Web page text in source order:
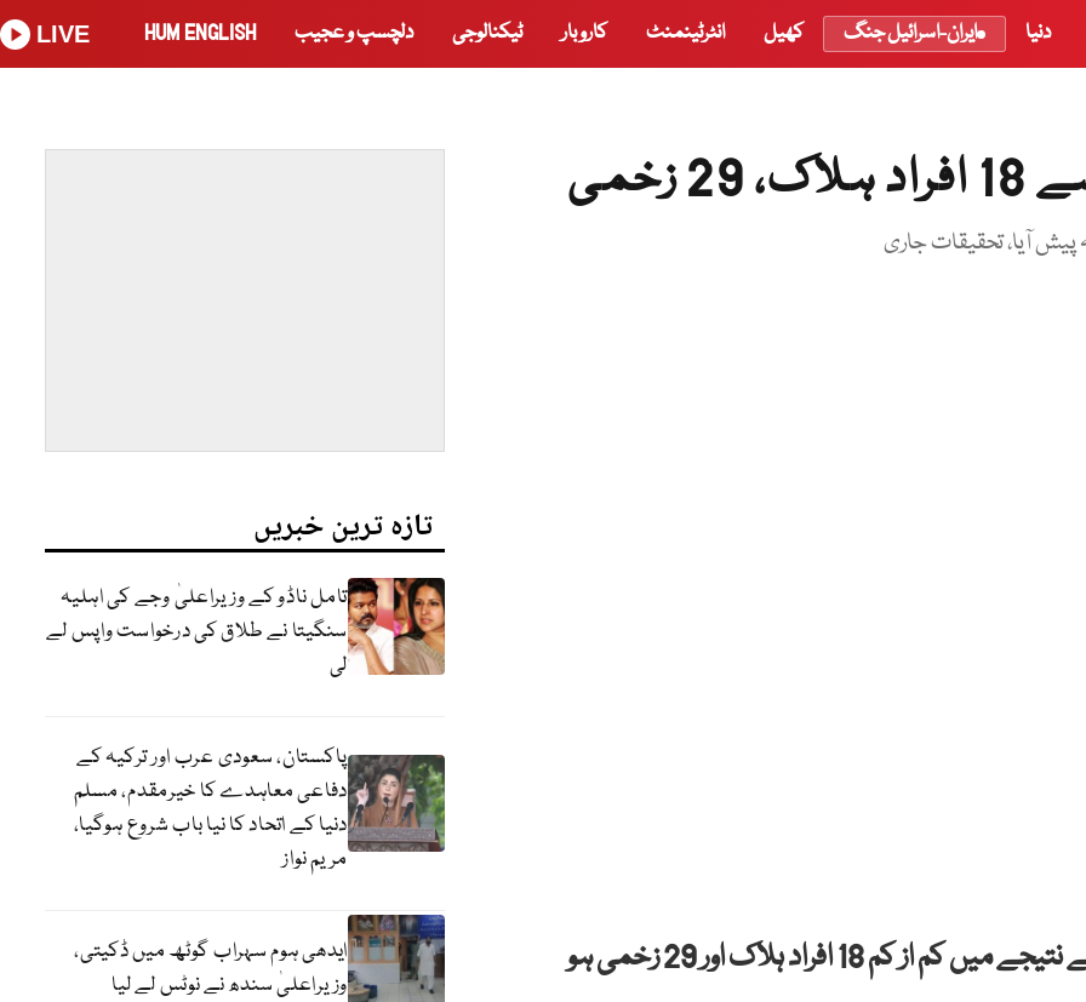
دنیا ایران-اسرائیل جنگ کھیل انٹرٹینمنٹ کاروبار ٹیکنالوجی دلچسپ و عجیب HUM ENGLISH
LIVE
پیرو میں ایک مسافر بس گہری کھائی میں گرنے کے نتیجے میں کم از کم 18 افراد ہلاک اور 29 زخمی ہو
تازہ ترین خبریں
تامل ناڈو کے وزیراعلیٰ وجے کی اہلیہ
سنگیتا نے طلاق کی درخواست واپس لے
لی
پاکستان، سعودی عرب اور ترکیہ کے
دفاعی معاہدے کا خیرمقدم، مسلم
دنیا کے اتحاد کا نیا باب شروع ہوگیا،
مریم نواز
ایدھی ہوم سہراب گوٹھ میں ڈکیتی،
وزیراعلیٰ سندھ نے نوٹس لے لیا